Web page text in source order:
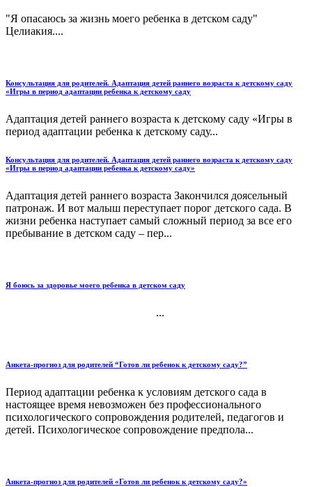
"Я опасаюсь за жизнь моего ребенка в детском саду"
Целиакия....
Консультация для родителей. Адаптация детей раннего возраста к детскому саду
«Игры в период адаптации ребенка к детскому саду
Адаптация детей раннего возраста к детскому саду «Игры в
период адаптации ребенка к детскому саду...
Консультация для родителей. Адаптация детей раннего возраста к детскому саду
«Игры в период адаптации ребенка к детскому саду»
Адаптация детей раннего возраста Закончился доясельный
патронаж. И вот малыш переступает порог детского сада. В
жизни ребенка наступает самый сложный период за все его
пребывание в детском саду – пер...
Я боюсь за здоровье моего ребенка в детском саду
...
Анкета-прогноз для родителей “Готов ли ребенок к детскому саду?”
Период адаптации ребенка к условиям детского сада в
настоящее время невозможен без профессионального
психологического сопровождения родителей, педагогов и
детей. Психологическое сопровождение предпола...
Анкета-прогноз для родителей «Готов ли ребенок к детскому саду?»